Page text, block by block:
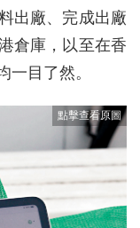
出廠、完成出廠
倉庫，以至在香
一目了然。